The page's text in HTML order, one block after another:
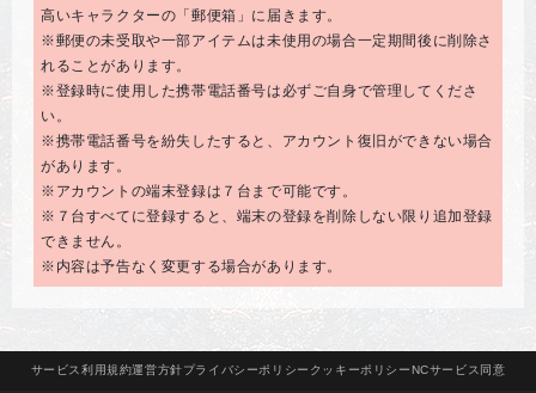
高いキャラクターの「郵便箱」に届きます。
※郵便の未受取や一部アイテムは未使用の場合一定期間後に削除さ
れることがあります。
※登録時に使用した携帯電話番号は必ずご自身で管理してくださ
い。
※携帯電話番号を紛失したすると、アカウント復旧ができない場合
があります。
※アカウントの端末登録は７台まで可能です。
※７台すべてに登録すると、端末の登録を削除しない限り追加登録
できません。
※内容は予告なく変更する場合があります。
サービス 利用規約運営方針プライバシーポリシー クッキーポリシーNCサービス 同意